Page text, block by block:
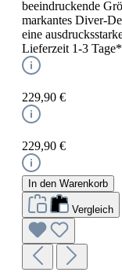
beeindruckende
markantes Diver-
eine
Lieferzeit 1-3 Tage*
229,90 €
229,90 €
In den Warenkorb
Vergleich